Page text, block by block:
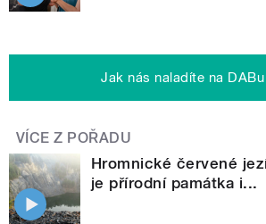
Jak nás naladíte na DABu
VÍCE Z POŘADU
Hromnické červené
je přírodní památka i...